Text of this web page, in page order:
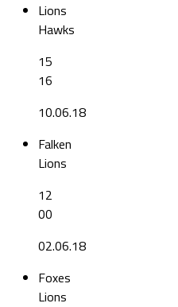
Lions
Hawks
15
16
10.06.18
Falken
Lions
12
00
02.06.18
Foxes
Lions